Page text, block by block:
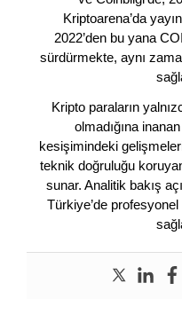
Kriptoarena’da
2022’den bu yana
sürdürmekte, aynı
Kripto paraların
olmadığına
kesişimindeki
teknik doğruluğu
sunar. Analitik bakış
Türkiye’de